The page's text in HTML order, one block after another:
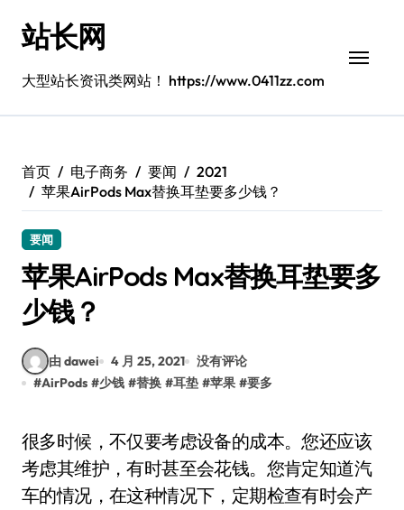
站长网
大型站长资讯类网站！ https://www.0411zz.com
首页 电子商务 要闻
2021
苹果AirPods Max替换耳垫要多少钱？
要闻
苹果AirPods Max替换耳垫要多
少钱？
由 dawei 4 月 25, 2021
没有评论
#AirPods #少钱 #替换 #耳垫 #苹果 #要多
很多时候，不仅要考虑设备的成本。您还应该
考虑其维护，有时甚至会花钱。您肯定知道汽
车的情况，在这种情况下，定期检查有时会产